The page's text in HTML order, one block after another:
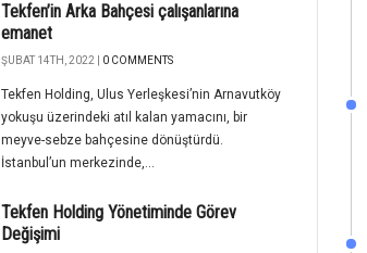
Tekfen’in Arka Bahçesi çalışanlarına
emanet
ŞUBAT 14TH, 2022 | 0 COMMENTS
Tekfen Holding, Ulus Yerleşkesi’nin Arnavutköy
yokuşu üzerindeki atıl kalan yamacını, bir
meyve-sebze bahçesine dönüştürdü.
İstanbul’un merkezinde,...
Tekfen Holding Yönetiminde Görev
Değişimi